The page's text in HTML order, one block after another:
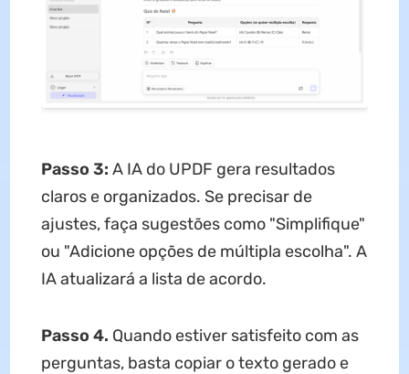
Passo 3: A IA do UPDF gera resultados
claros e organizados. Se precisar de
ajustes, faça sugestões como "Simplifique"
ou "Adicione opções de múltipla escolha". A
IA atualizará a lista de acordo.
Passo 4. Quando estiver satisfeito com as
perguntas, basta copiar o texto gerado e